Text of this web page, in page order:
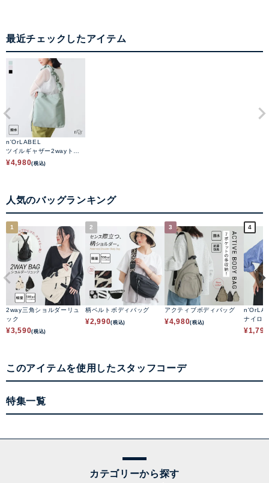
最近チェックしたアイテム
n'OrLABEL
ツイルギャザー2wayトー
トバッグ
¥4,980(税込)
人気のバッグランキング
1
2way三角ショルダーリュ
ック
¥3,590(税込)
2
柄ベルトボディバッグ
¥2,990(税込)
3
アクティブボディバッグ
¥4,980(税込)
4
ナイロ
¥1,794
このアイテムを使用したスタッフコーデ
特集一覧
カテゴリーから探す